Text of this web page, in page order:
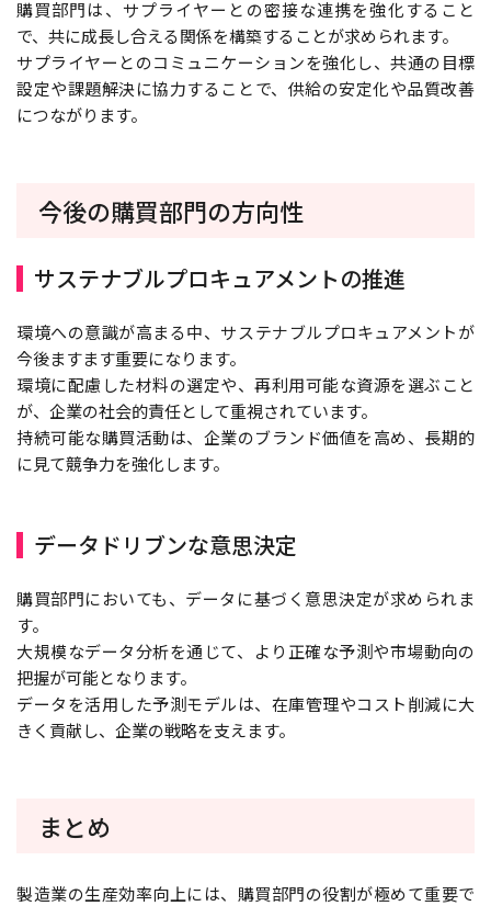
購買部門は、サプライヤーとの密接な連携を強化すること
で、共に成長し合える関係を構築することが求められます。
サプライヤーとのコミュニケーションを強化し、共通の目標
設定や課題解決に協力することで、供給の安定化や品質改善
につながります。
今後の購買部門の方向性
サステナブルプロキュアメントの推進
環境への意識が高まる中、サステナブルプロキュアメントが
今後ますます重要になります。
環境に配慮した材料の選定や、再利用可能な資源を選ぶこと
が、企業の社会的責任として重視されています。
持続可能な購買活動は、企業のブランド価値を高め、長期的
に見て競争力を強化します。
データドリブンな意思決定
購買部門においても、データに基づく意思決定が求められま
す。
大規模なデータ分析を通じて、より正確な予測や市場動向の
把握が可能となります。
データを活用した予測モデルは、在庫管理やコスト削減に大
きく貢献し、企業の戦略を支えます。
まとめ
製造業の生産効率向上には、購買部門の役割が極めて重要で